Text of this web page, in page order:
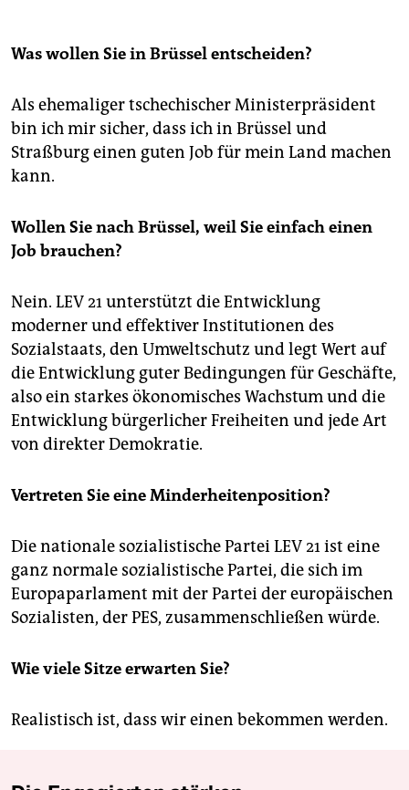
Was wollen Sie in Brüssel entscheiden?
Als ehemaliger tschechischer Ministerpräsident
bin ich mir sicher, dass ich in Brüssel und
Straßburg einen guten Job für mein Land machen
kann.
Wollen Sie nach Brüssel, weil Sie einfach einen
Job brauchen?
Nein. LEV 21 unterstützt die Entwicklung
moderner und effektiver Institutionen des
Sozialstaats, den Umweltschutz und legt Wert auf
die Entwicklung guter Bedingungen für Geschäfte,
also ein starkes ökonomisches Wachstum und die
Entwicklung bürgerlicher Freiheiten und jede Art
von direkter Demokratie.
Vertreten Sie eine Minderheitenposition?
Die nationale sozialistische Partei LEV 21 ist eine
ganz normale sozialistische Partei, die sich im
Europaparlament mit der Partei der europäischen
Sozialisten, der PES, zusammenschließen würde.
Wie viele Sitze erwarten Sie?
Realistisch ist, dass wir einen bekommen werden.